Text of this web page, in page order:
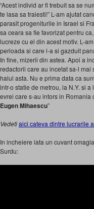
“Acest individ ar fi trebuit sa se
te lasa sa traiesti!” L-am ajutat
parasit progeniturile in Israel si
sa ceara sa fie favorizat pentru
lucreze cu el din acest motiv. L-
perioada si care l-a si gazduit
In fine, mizerii din astea. Apoi a
redactorii care au incetat sa-l mai
halul asta. Nu e prima data ca
intr-o statie de metrou, la N.Y. si
evrei care s-au intors in
Eugen Mihaescu”
Vedetiaici cateva dintre lucrarile
In incheiere iata un cuvant
Surdu: